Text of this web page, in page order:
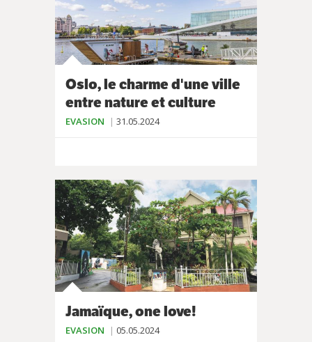
Oslo, le charme d'une ville
entre nature et culture
EVASION 31.05.2024
Jamaïque, one love!
EVASION 05.05.2024